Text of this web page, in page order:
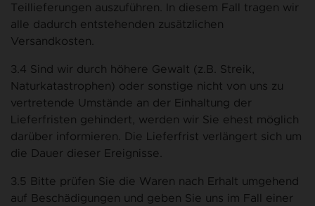
Teillieferungen auszuführen. In diesem Fall tragen wir
alle dadurch entstehenden zusätzlichen
Versandkosten.
3.4 Sind wir durch höhere Gewalt (z.B. Streik,
Naturkatastrophen) oder sonstige nicht von uns zu
vertretende Umstände an der Einhaltung der
Lieferfristen gehindert, werden wir Sie ehest möglich
darüber informieren. Die Lieferfrist verlängert sich um
die Dauer dieser Ereignisse.
3.5 Bitte prüfen Sie die Waren nach Erhalt umgehend
auf Beschädigungen und geben Sie uns im Fall einer